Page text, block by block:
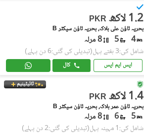
PKR 1.2 لاکھ
بحریہ ٹاؤن علی بلاک, بحریہ ٹاؤن سیکٹر B
4
5 8 مرلہ
شامل کی:3 ہفتے پہل (تبدیلی کی گئی:6 دن پہلے)
ایس ایم ایس کال
ٹائیٹینیم
PKR 1.4 لاکھ
بحریہ ٹاؤن عمر بلاک, بحریہ ٹاؤن سیکٹر B
5
6 8 مرلہ
شامل کی:1 مہینہ پہل (تبدیلی کی گئی:2 دن پہلے)